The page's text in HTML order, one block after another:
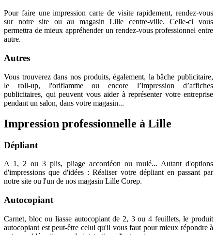
Pour faire une impression carte de visite rapidement, rendez-vous
sur notre site ou au magasin Lille centre-ville. Celle-ci vous
permettra de mieux appréhender un rendez-vous professionnel entre
autre.
Autres
Vous trouverez dans nos produits, également, la bâche publicitaire,
le roll-up, l'oriflamme ou encore l’impression d’affiches
publicitaires, qui peuvent vous aider à représenter votre entreprise
pendant un salon, dans votre magasin...
Impression professionnelle à Lille
Dépliant
A 1, 2 ou 3 plis, pliage accordéon ou roulé... Autant d'options
d'impressions que d'idées : Réaliser votre dépliant en passant par
notre site ou l'un de nos magasin Lille Corep.
Autocopiant
Carnet, bloc ou liasse autocopiant de 2, 3 ou 4 feuillets, le produit
autocopiant est peut-être celui qu'il vous faut pour mieux répondre à